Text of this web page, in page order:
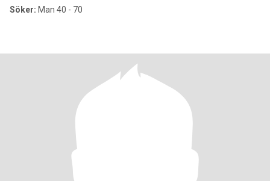
Söker: Man 40 - 70